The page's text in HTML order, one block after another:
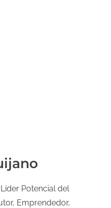
Potencial del
Emprendedor,